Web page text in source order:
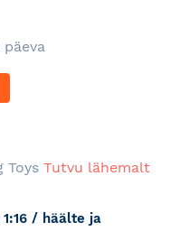
päeva
Toys Tutvu lähemalt
/ häälte ja